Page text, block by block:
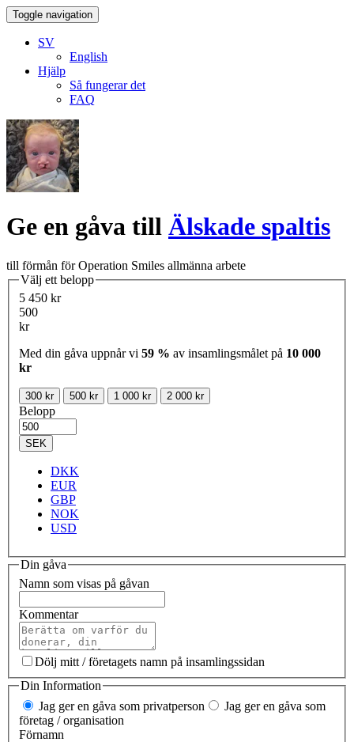
Toggle navigation
SV
English
Hjälp
Så fungerar det
FAQ
Ge en gåva till Älskade spaltis
till förmån för Operation Smiles allmänna arbete
Välj ett belopp
5 450 kr
500
kr
Med din gåva uppnår vi 59 % av insamlingsmålet på 10 000
kr
300 kr 500 kr 1 000 kr 2 000 kr
Belopp
SEK
DKK
EUR
GBP
NOK
USD
Din gåva
Namn som visas på gåvan
Kommentar
Dölj mitt / företagets namn på insamlingssidan
Din Information
Jag ger en gåva som privatperson
Jag ger en gåva som
företag / organisation
Förnamn